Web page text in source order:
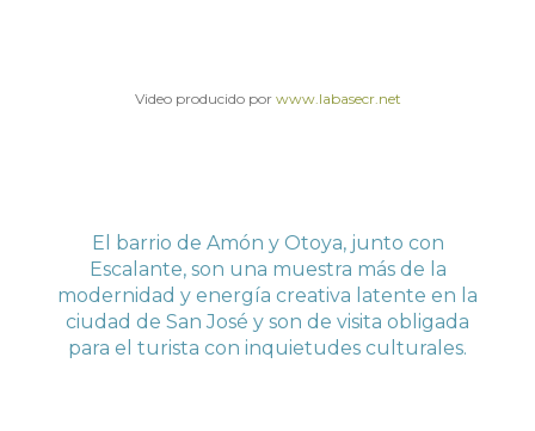
Video producido por www.labasecr.net
El barrio de Amón y Otoya, junto con
Escalante, son una muestra más de la
modernidad y energía creativa latente en la
ciudad de San José y son de visita obligada
para el turista con inquietudes culturales.